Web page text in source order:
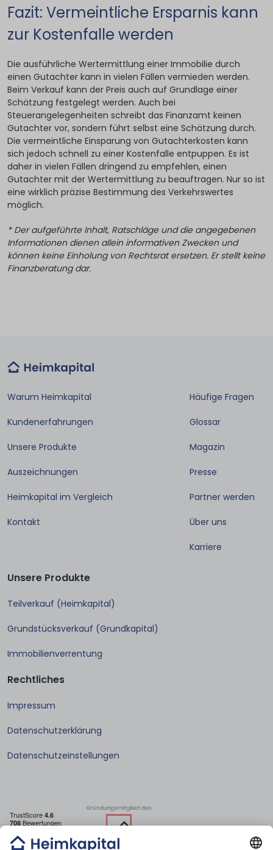
Fazit: Vermeintliche Ersparnis kann
zur Kostenfalle werden
Die ausführliche Wertermittlung einer Immobilie durch
einen Gutachter kann in vielen Fällen vermieden werden.
Beim Verkauf kann der Preis auch auf Grundlage einer
Schätzung festgelegt werden. Auch bei
Steuerangelegenheiten schreibt das Finanzamt keinen
Gutachter vor, sondern führt selbst eine Schätzung durch.
Die vermeintliche Einsparung von Gutachterkosten kann
sich jedoch schnell zu einer Kostenfalle entpuppen. Es ist
daher in vielen Fällen dringend zu empfehlen, einen
Gutachter mit der Wertermittlung zu beauftragen. Nur so ist
eine wirklich präzise Bestimmung des Verkehrswertes
möglich.
* Der aufgeführte Inhalt, Ratschläge und die angegebenen
Informationen dienen allein informativen Zwecken und
können keine Einholung von Rechtsrat ersetzen. Er stellt keine
Finanzberatung dar.
Warum Heimkapital
Kundenerfahrungen
Unsere Produkte
Auszeichnungen
Heimkapital im Vergleich
Kontakt
Häufige Fragen
Glossar
Magazin
Presse
Partner werden
Über uns
Karriere
Unsere Produkte
Teilverkauf (Heimkapital)
Grundstücksverkauf (Grundkapital)
Immobilienverrentung
Rechtliches
Impressum
Datenschutzerklärung
Datenschutzeinstellungen